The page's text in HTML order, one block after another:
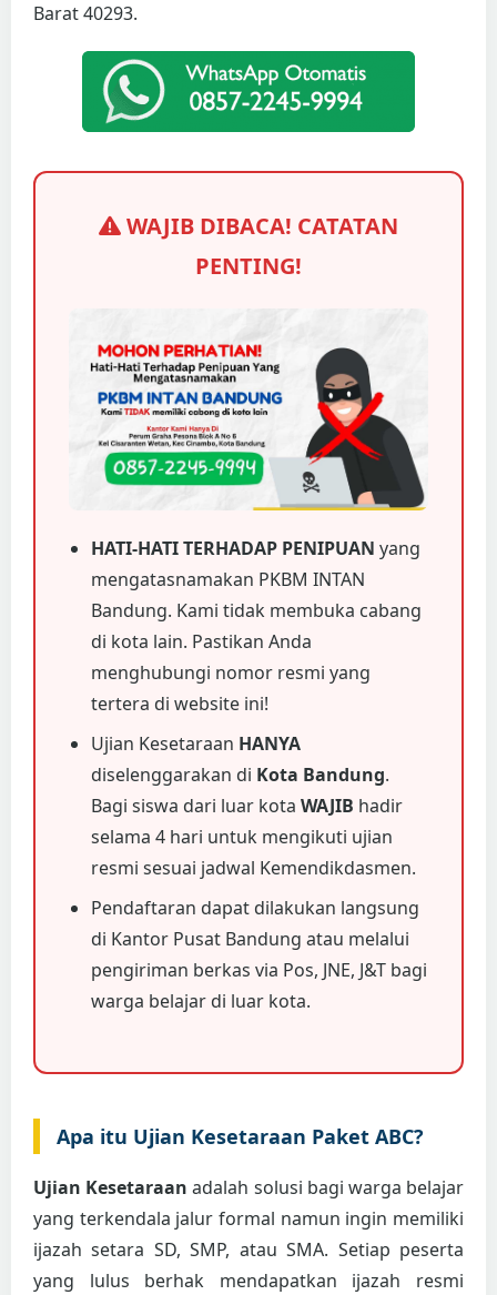
Barat 40293.
WAJIB DIBACA! CATATAN
PENTING!
HATI-HATI TERHADAP PENIPUAN yang
mengatasnamakan PKBM INTAN
Bandung. Kami tidak membuka cabang
di kota lain. Pastikan Anda
menghubungi nomor resmi yang
tertera di website ini!
Ujian Kesetaraan HANYA
diselenggarakan di Kota Bandung.
Bagi siswa dari luar kota WAJIB hadir
selama 4 hari untuk mengikuti ujian
resmi sesuai jadwal Kemendikdasmen.
Pendaftaran dapat dilakukan langsung
di Kantor Pusat Bandung atau melalui
pengiriman berkas via Pos, JNE, J&T bagi
warga belajar di luar kota.
Apa itu Ujian Kesetaraan Paket ABC?
Ujian Kesetaraan adalah solusi bagi warga belajar
yang terkendala jalur formal namun ingin memiliki
ijazah setara SD, SMP, atau SMA. Setiap peserta
yang lulus berhak mendapatkan ijazah resmi